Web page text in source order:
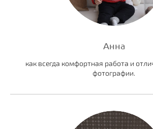
Анна
как всегда комфортная работа и
фотографии.